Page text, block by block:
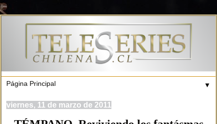
▼
viernes, 11 de marzo de 2011